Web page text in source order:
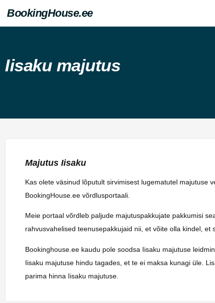
BookingHouse.ee
Iisaku majutus
Majutus Iisaku
Kas olete väsinud lõputult sirvimisest lugematutel majutuse
BookingHouse.ee võrdlusportaali.
Meie portaal võrdleb paljude majutuspakkujate pakkumisi
rahvusvahelised teenusepakkujaid nii, et võite olla kindel, et
Bookinghouse.ee kaudu pole soodsa Iisaku majutuse
Iisaku majutuse hindu tagades, et te ei maksa kunagi üle.
parima hinna Iisaku majutuse.